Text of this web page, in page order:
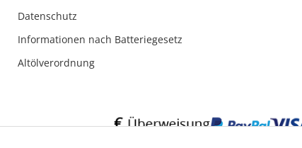
Datenschutz
Informationen nach Batteriegesetz
Altölverordnung